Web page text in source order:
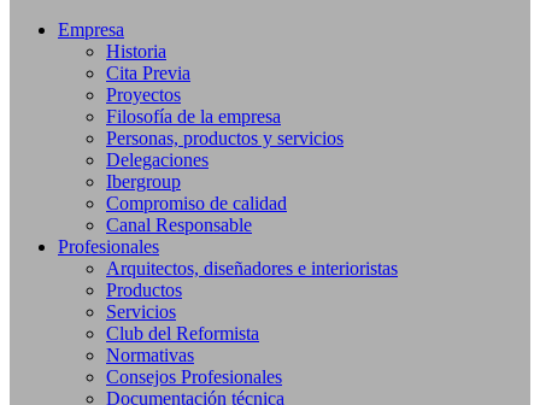
Empresa
Historia
Cita Previa
Proyectos
Filosofía de la empresa
Personas, productos y servicios
Delegaciones
Ibergroup
Compromiso de calidad
Canal Responsable
Profesionales
Arquitectos, diseñadores e interioristas
Productos
Servicios
Club del Reformista
Normativas
Consejos Profesionales
Documentación técnica